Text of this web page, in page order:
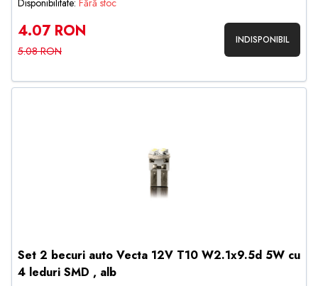
Disponibilitate: Fără stoc
4.07 RON
5.08 RON
INDISPONIBIL
Set 2 becuri auto Vecta 12V T10 W2.1x9.5d 5W cu
4 leduri SMD , alb